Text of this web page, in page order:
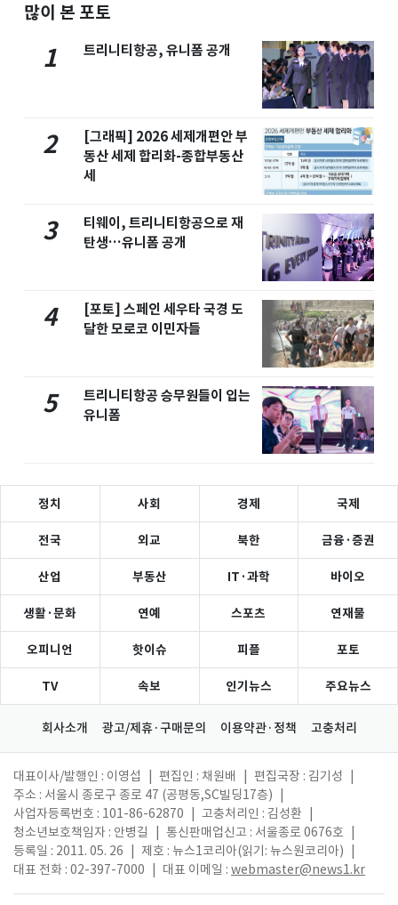
많이 본 포토
1 트리니티항공, 유니폼 공개
2
[그래픽] 2026 세제개편안 부
동산 세제 합리화-종합부동산
세
3
티웨이, 트리니티항공으로 재
탄생…유니폼 공개
4
[포토] 스페인 세우타 국경 도
달한 모로코 이민자들
5
트리니티항공 승무원들이 입는
유니폼
정치 사회 경제 국제
전국 외교 북한 금융·증권
산업 부동산 IT·과학 바이오
생활·문화 연예 스포츠 연재물
오피니언 핫이슈 피플 포토
TV 속보 인기뉴스 주요뉴스
회사소개 광고/제휴·구매문의 이용약관·정책 고충처리
대표이사/발행인 : 이영섭 편집인 : 채원배 편집국장 : 김기성
주소 : 서울시 종로구 종로 47 (공평동,SC빌딩17층)
사업자등록번호 : 101-86-62870
고충처리인 : 김성환
청소년보호책임자 : 안병길
통신판매업신고 : 서울종로 0676호
등록일 : 2011. 05. 26
제호 : 뉴스1코리아(읽기: 뉴스원코리아)
대표 전화 : 02-397-7000
대표 이메일 : webmaster@news1.kr